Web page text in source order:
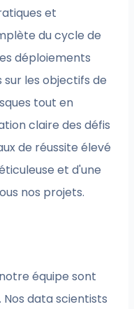
et
du cycle de
déploiements
les objectifs de
tout en
claire des défis
de réussite élevé
et d'une
nos projets.
équipe sont
data scientists